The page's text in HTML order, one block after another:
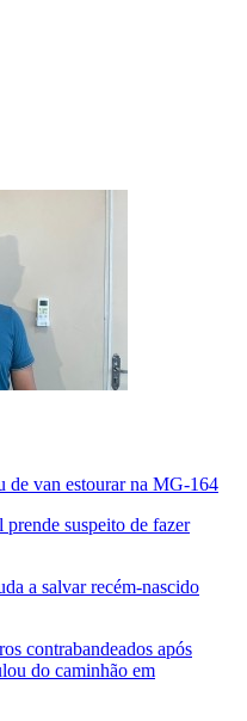
de van estourar na MG-164
suspeito de fazer
a salvar recém-nascido
contrabandeados após
do caminhão em